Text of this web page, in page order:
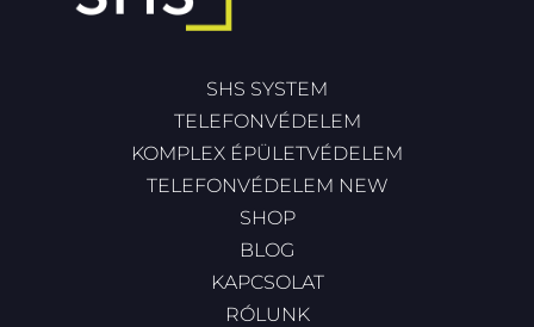
SHS SYSTEM
TELEFONVÉDELEM
KOMPLEX ÉPÜLETVÉDELEM
TELEFONVÉDELEM NEW
SHOP
BLOG
KAPCSOLAT
RÓLUNK